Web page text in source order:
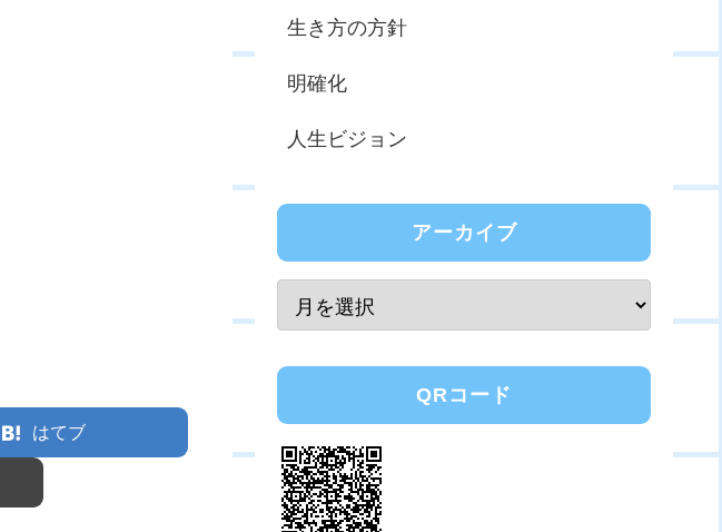
はてブ
生き方の方針
明確化
人生ビジョン
アーカイブ
QRコード